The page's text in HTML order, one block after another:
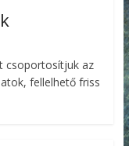
csoportosítjuk az
fellelhető friss